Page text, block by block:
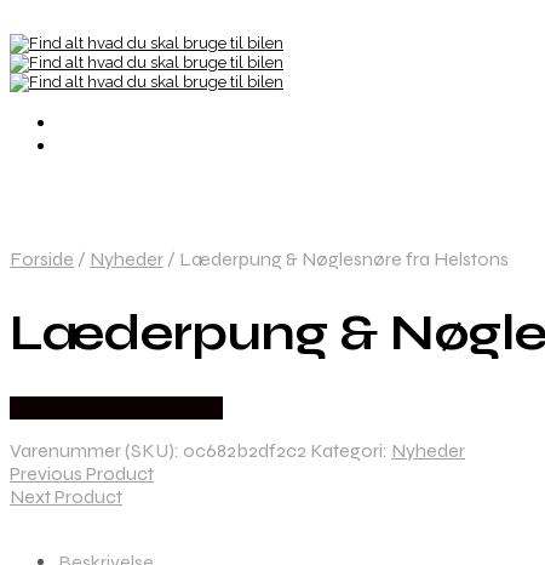
Forside / Nyheder / Læderpung & Nøglesnøre fra Helstons
Læderpung &
Varenummer (SKU): 0c682b2df2c2 Kategori: Nyheder
Previous Product
Next Product